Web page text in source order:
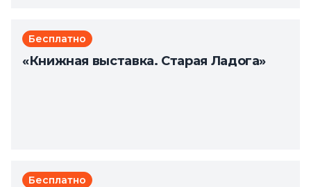
Бесплатно
«Книжная выставка. Старая Ладога»
Бесплатно